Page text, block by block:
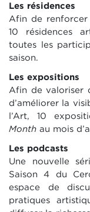
Les résidences
Afin de renforcer
10 résidences
toutes les
saison.
Les expositions
Afin de valoriser
d’améliorer la
l’Art, 10
Month au mois
Les podcasts
Une nouvelle
Saison 4 du
espace de
pratiques